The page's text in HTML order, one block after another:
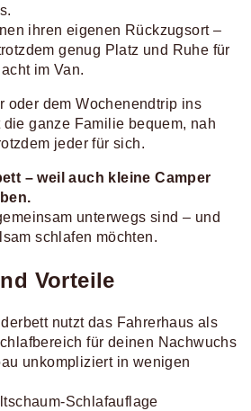
ihren eigenen Rückzugsort –
genug Platz und Ruhe für
im Van.
oder dem Wochenendtrip ins
ganze Familie bequem, nah
jeder für sich.
– weil auch kleine Camper
unterwegs sind – und
schlafen möchten.
Vorteile
nutzt das Fahrerhaus als
für deinen Nachwuchs
unkompliziert in wenigen
Schlafauflage